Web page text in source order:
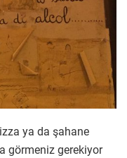
ya da şahane
görmeniz gerekiyor